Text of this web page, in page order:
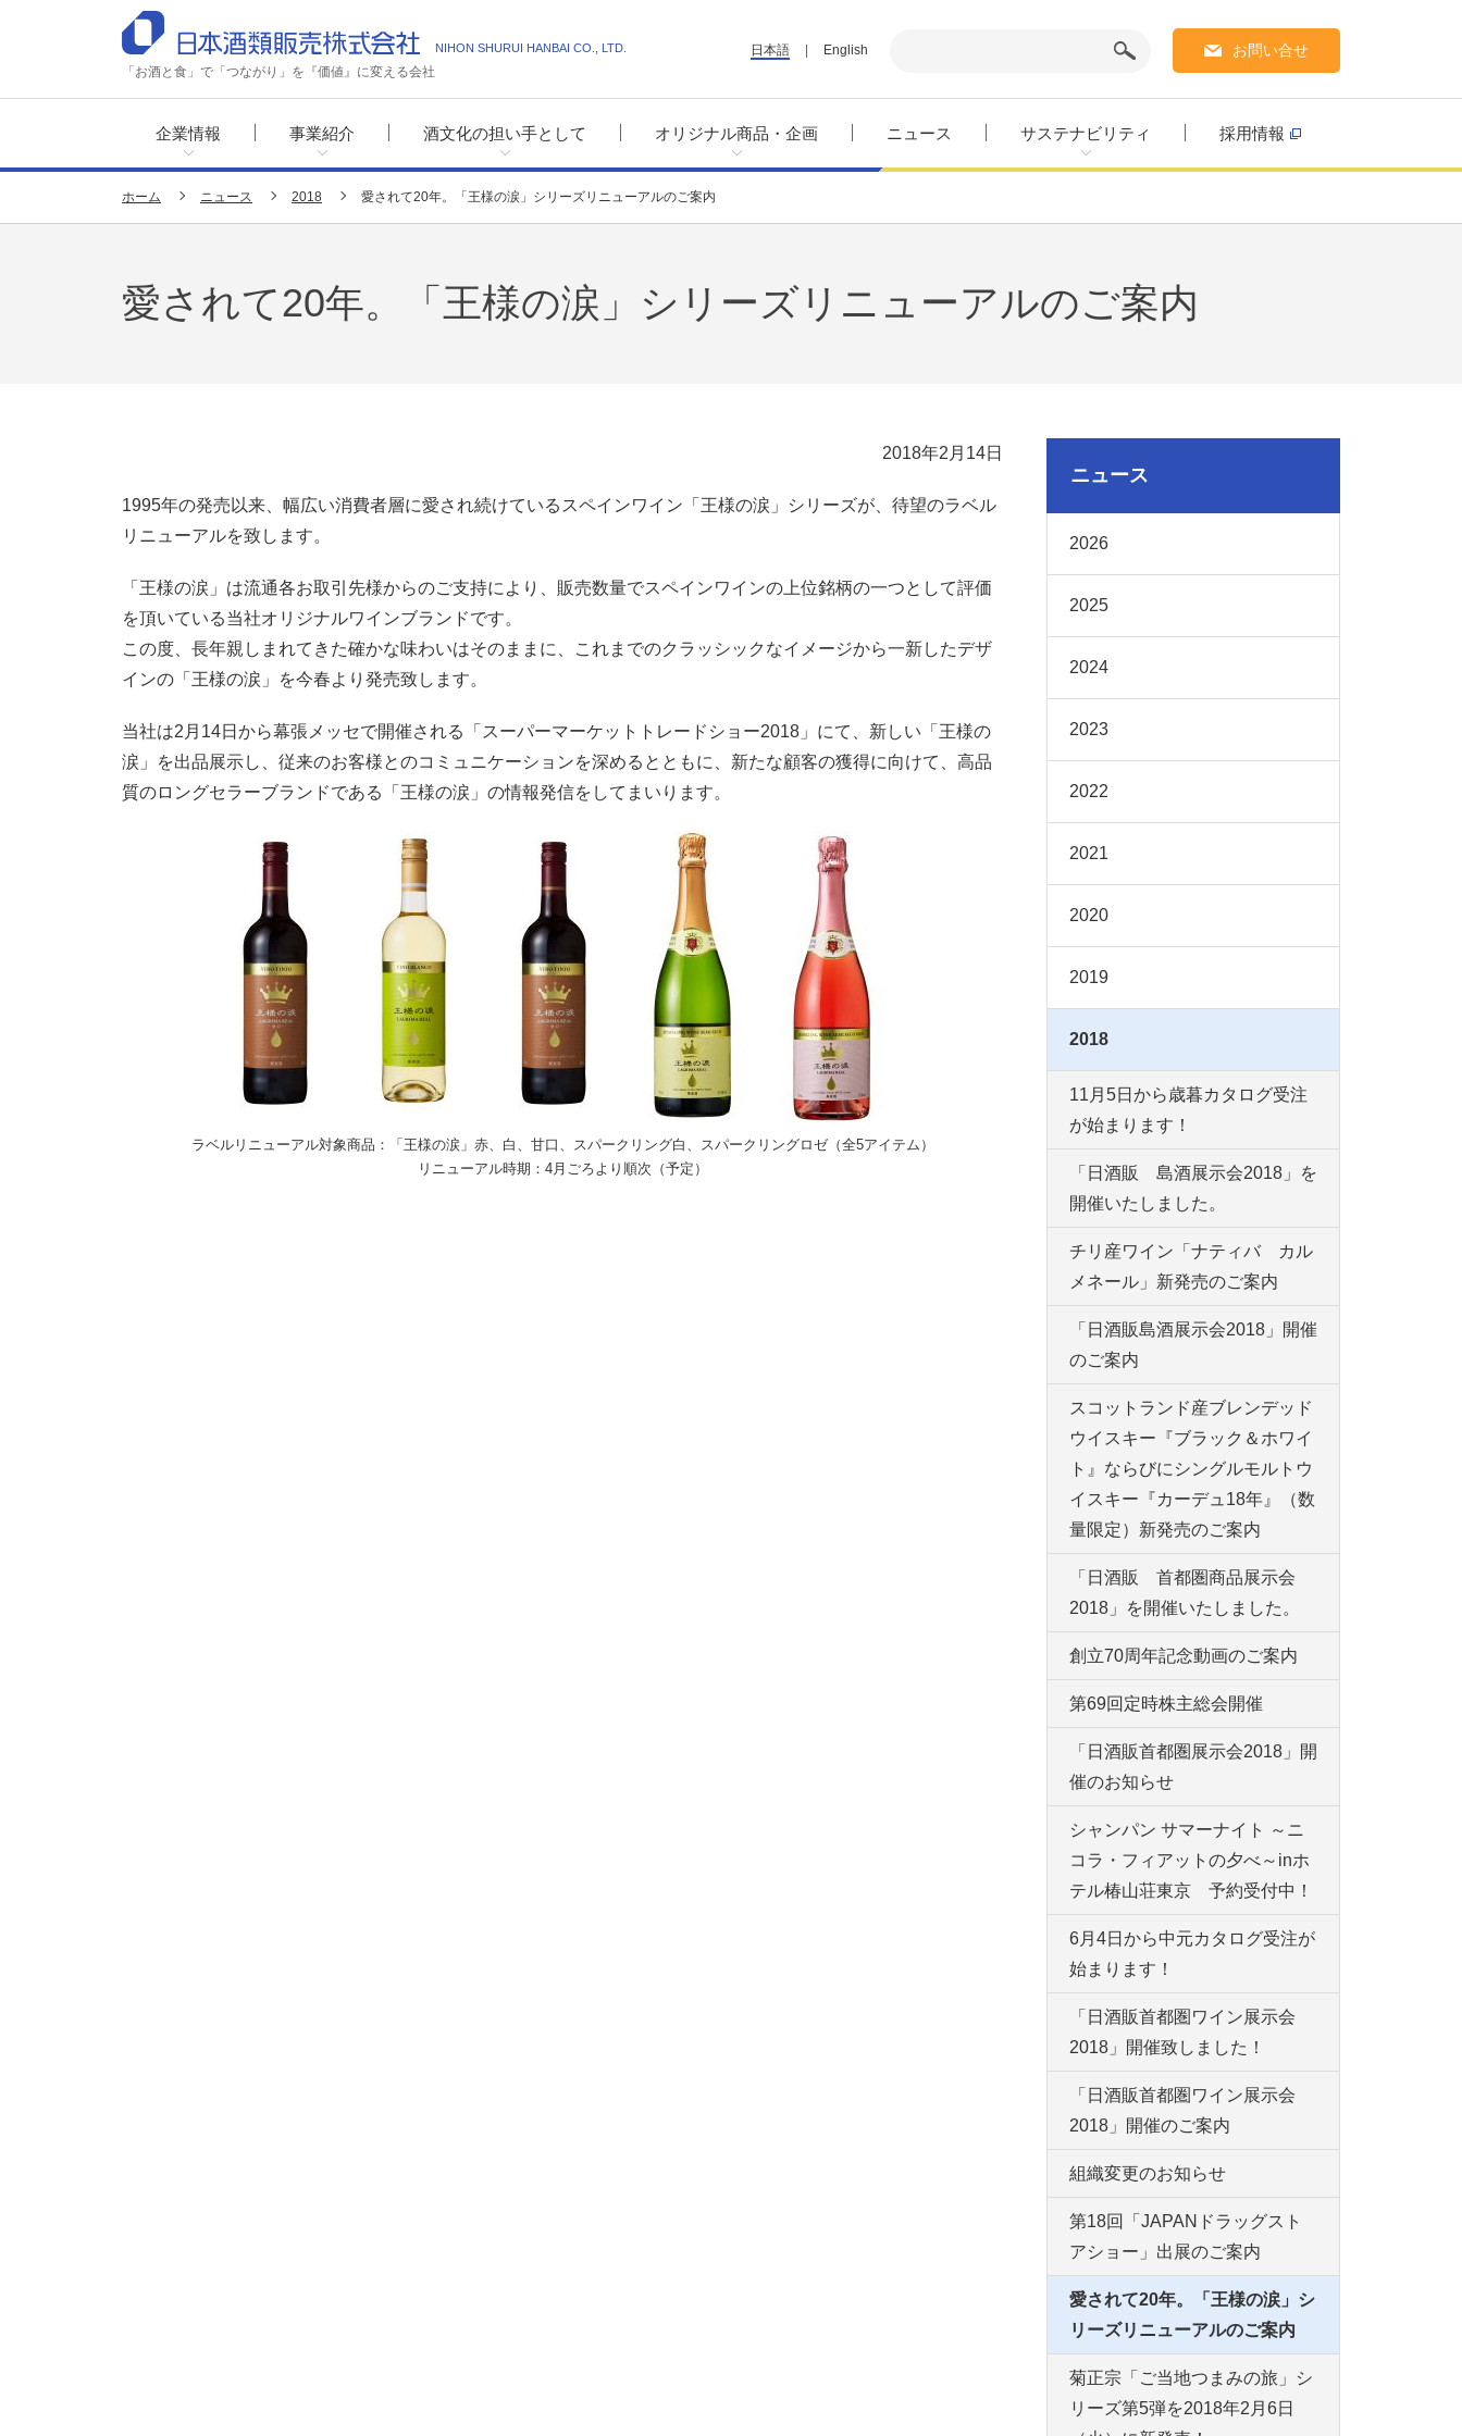
NIHON SHURUI HANBAI CO., LTD.
「お酒と食」で「つながり」を『価値』に変える会社
企業情報 事業紹介 酒文化の担い手として オリジナル商品・企画 ニュース サステナビリティ 採用情報
日本語 English お問い合せ
ホーム ニュース 2018 愛されて20年。「王様の涙」シリーズリニューアルのご案内
愛されて20年。「王様の涙」シリーズリニューアルのご案内
2018年2月14日
1995年の発売以来、幅広い消費者層に愛され続けているスペインワイン「王様の涙」シリーズが、待望のラベル
リニューアルを致します。
「王様の涙」は流通各お取引先様からのご支持により、販売数量でスペインワインの上位銘柄の一つとして評価
を頂いている当社オリジナルワインブランドです。
この度、長年親しまれてきた確かな味わいはそのままに、これまでのクラッシックなイメージから一新したデザ
インの「王様の涙」を今春より発売致します。
当社は2月14日から幕張メッセで開催される「スーパーマーケットトレードショー2018」にて、新しい「王様の
涙」を出品展示し、従来のお客様とのコミュニケーションを深めるとともに、新たな顧客の獲得に向けて、高品
質のロングセラーブランドである「王様の涙」の情報発信をしてまいります。
ラベルリニューアル対象商品：「王様の涙」赤、白、甘口、スパークリング白、スパークリングロゼ（全5アイテム）
リニューアル時期：4月ごろより順次（予定）
ニュース
2026
2025
2024
2023
2022
2021
2020
2019
2018
11月5日から歳暮カタログ受注
が始まります！
「日酒販 島酒展示会2018」を
開催いたしました。
チリ産ワイン「ナティバ カル
メネール」新発売のご案内
「日酒販島酒展示会2018」開催
のご案内
スコットランド産ブレンデッド
ウイスキー『ブラック＆ホワイ
ト』ならびにシングルモルトウ
イスキー『カーデュ18年』（数
量限定）新発売のご案内
「日酒販 首都圏商品展示会
2018」を開催いたしました。
創立70周年記念動画のご案内
第69回定時株主総会開催
「日酒販首都圏展示会2018」開
催のお知らせ
シャンパン サマーナイト ～ニ
コラ・フィアットの夕べ～inホ
テル椿山荘東京 予約受付中！
6月4日から中元カタログ受注が
始まります！
「日酒販首都圏ワイン展示会
2018」開催致しました！
「日酒販首都圏ワイン展示会
2018」開催のご案内
組織変更のお知らせ
第18回「JAPANドラッグスト
アショー」出展のご案内
愛されて20年。「王様の涙」シ
リーズリニューアルのご案内
菊正宗「ご当地つまみの旅」シ
リーズ第5弾を2018年2月6日